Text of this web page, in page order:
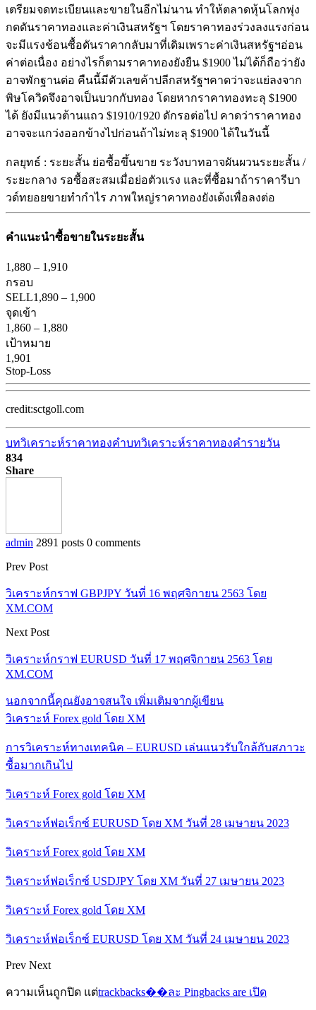
เตรียมจดทะเบียนและขายในอีกไม่นาน ทำให้ตลาดหุ้นโลกพุ่ง
กดดันราคาทองและค่าเงินสหรัฐฯ โดยราคาทองร่วงลงแรงก่อน
จะมีแรงช้อนซื้อดันราคากลับมาที่เดิมเพราะค่าเงินสหรัฐฯอ่อน
ค่าต่อเนื่อง อย่างไรก็ตามราคาทองยังยืน $1900 ไม่ได้ก็ถือว่ายัง
อาจพักฐานต่อ คืนนี้มีตัวเลขค้าปลีกสหรัฐฯคาดว่าจะแย่ลงจาก
พิษโควิดจึงอาจเป็นบวกกับทอง โดยหากราคาทองทะลุ $1900
ได้ ยังมีแนวต้านแถว $1910/1920 ดักรอต่อไป คาดว่าราคาทอง
อาจจะแกว่งออกข้างไปก่อนถ้าไม่ทะลุ $1900 ได้ในวันนี้
กลยุทธ์ : ระยะสั้น ย่อซื้อขึ้นขาย ระวังบาทอาจผันผวนระยะสั้น /
ระยะกลาง รอซื้อสะสมเมื่อย่อตัวแรง และที่ซื้อมาถ้าราคารีบา
วด์ทยอยขายทำกำไร ภาพใหญ่ราคาทองยังเด้งเพื่อลงต่อ
คำแนะนำซื้อขายในระยะสั้น
1,880 – 1,910
กรอบ
SELL1,890 – 1,900
จุดเข้า
1,860 – 1,880
เป้าหมาย
1,901
Stop-Loss
credit:sctgoll.com
บทวิเคราะห์ราคาทองคำบทวิเคราะห์ราคาทองคำรายวัน
834
Share
admin 2891 posts 0 comments
Prev Post
วิเคราะห์กราฟ GBPJPY วันที่ 16 พฤศจิกายน 2563 โดย
XM.COM
Next Post
วิเคราะห์กราฟ EURUSD วันที่ 17 พฤศจิกายน 2563 โดย
XM.COM
นอกจากนี้คุณยังอาจสนใจ เพิ่มเติมจากผู้เขียน
วิเคราะห์ Forex gold โดย XM
การวิเคราะห์ทางเทคนิค – EURUSD เล่นแนวรับใกล้กับสภาวะ
ซื้อมากเกินไป
วิเคราะห์ Forex gold โดย XM
วิเคราะห์ฟอเร็กซ์ EURUSD โดย XM วันที่ 28 เมษายน 2023
วิเคราะห์ Forex gold โดย XM
วิเคราะห์ฟอเร็กซ์ USDJPY โดย XM วันที่ 27 เมษายน 2023
วิเคราะห์ Forex gold โดย XM
วิเคราะห์ฟอเร็กซ์ EURUSD โดย XM วันที่ 24 เมษายน 2023
Prev Next
ความเห็นถูกปิด แต่trackbacks��ละ Pingbacks are เปิด